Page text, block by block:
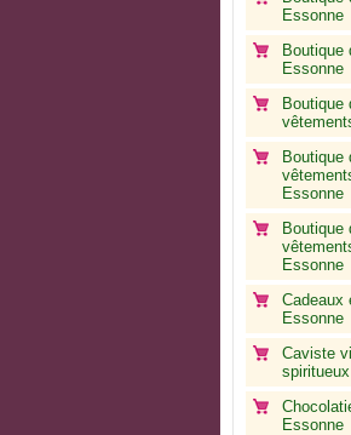
Essonne
Boutique
Essonne
Boutique
Boutique
Essonne
Boutique
Essonne
Cadeaux
Essonne
Caviste
Essonne